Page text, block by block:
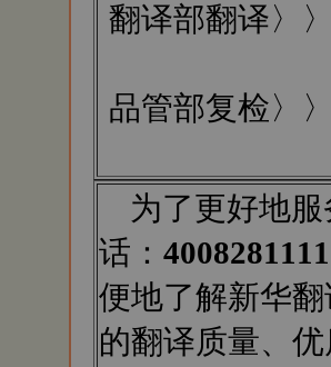
翻译部翻译〉
品管部复检〉
为了更好地服
话： 4008281111
便地了解新华
的翻译质量、